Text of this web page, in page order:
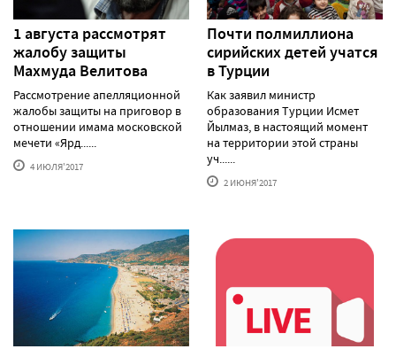
1 августа рассмотрят
жалобу защиты
Махмуда Велитова
Рассмотрение апелляционной
жалобы защиты на приговор в
отношении имама московской
мечети «Ярд......
4 ИЮЛЯ'2017
Почти полмиллиона
сирийских детей учатся
в Турции
Как заявил министр
образования Турции Исмет
Йылмаз, в настоящий момент
на территории этой страны
уч......
2 ИЮНЯ'2017